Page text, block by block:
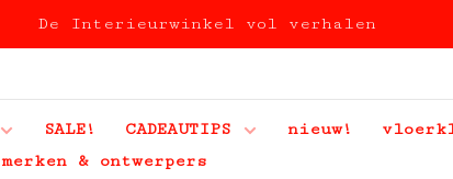
De Interieurwinkel vol verhalen
SALE! CADEAUTIPS nieuw!
merken & ontwerpers